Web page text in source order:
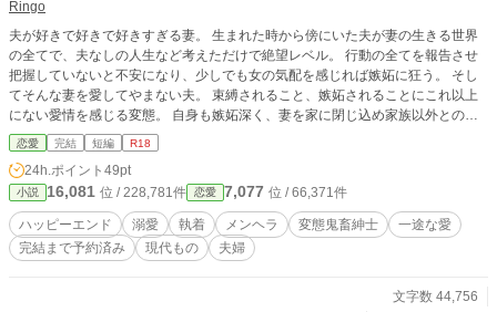
Ringo
夫が好きで好きで好きすぎる妻。 生まれた時から傍にいた夫が妻の生きる世界
の全てで、夫なしの人生など考えただけで絶望レベル。 行動の全てを報告させ
把握していないと不安になり、少しでも女の気配を感じれば嫉妬に狂う。 そし
てそんな妻を愛してやまない夫。 束縛されること、嫉妬されることにこれ以上
にない愛情を感じる変態。 自身も嫉妬深く、妻を家に閉じ込め家族以外との接
触や交流を遮断。 時に激しい妄想に駆られて俺様キャラが降臨し、妻を言葉と
行為で追い込む鬼畜でもある。 そんなメンヘラ妻と変態鬼畜紳士夫が織り成す
日常をご覧あれ。 ୨୧┈┈┈┈┈┈┈┈┈┈┈┈୨୧ ※現代もの ※R18内容濃いめ
(作者調べ) ※ガッツリ行為エピソード多め ※上記が苦手な方はご遠慮ください
完結まで執筆済み
恋愛 完結 短編 R18
24h.ポイント 49pt
小説 16,081 位 / 228,781件 恋愛 7,077 位 / 66,371件
ハッピーエンド 溺愛 執着 メンヘラ 変態鬼畜紳士
一途な愛
完結まで予約済み
現代もの 夫婦
文字数 44,756